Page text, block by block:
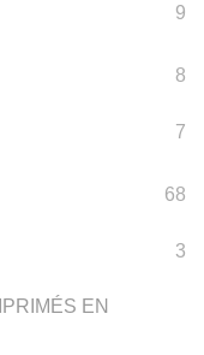
9
8
7
68
3
EN